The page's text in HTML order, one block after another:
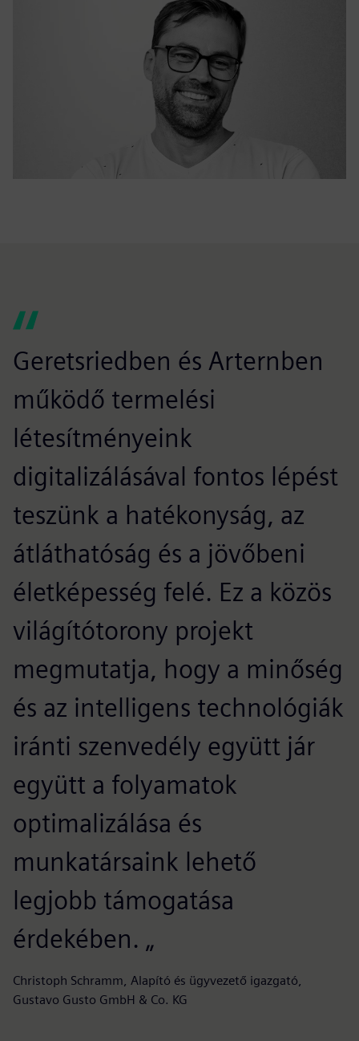
Geretsriedben és Arternben
működő termelési
létesítményeink
digitalizálásával fontos lépést
teszünk a hatékonyság, az
átláthatóság és a jövőbeni
életképesség felé. Ez a közös
világítótorony projekt
megmutatja, hogy a minőség
és az intelligens technológiák
iránti szenvedély együtt jár
együtt a folyamatok
optimalizálása és
munkatársaink lehető
legjobb támogatása
érdekében. „
Christoph Schramm, Alapító és ügyvezető igazgató,
Gustavo Gusto GmbH & Co. KG